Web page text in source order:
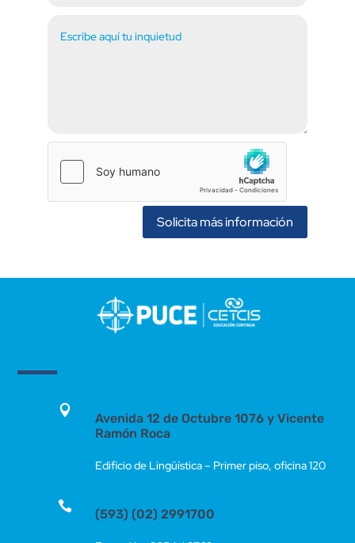
Solicita más información

Avenida 12 de Octubre 1076 y Vicente
Ramón Roca
Edificio de Lingüística – Primer piso, oficina 120

(593) (02) 2991700